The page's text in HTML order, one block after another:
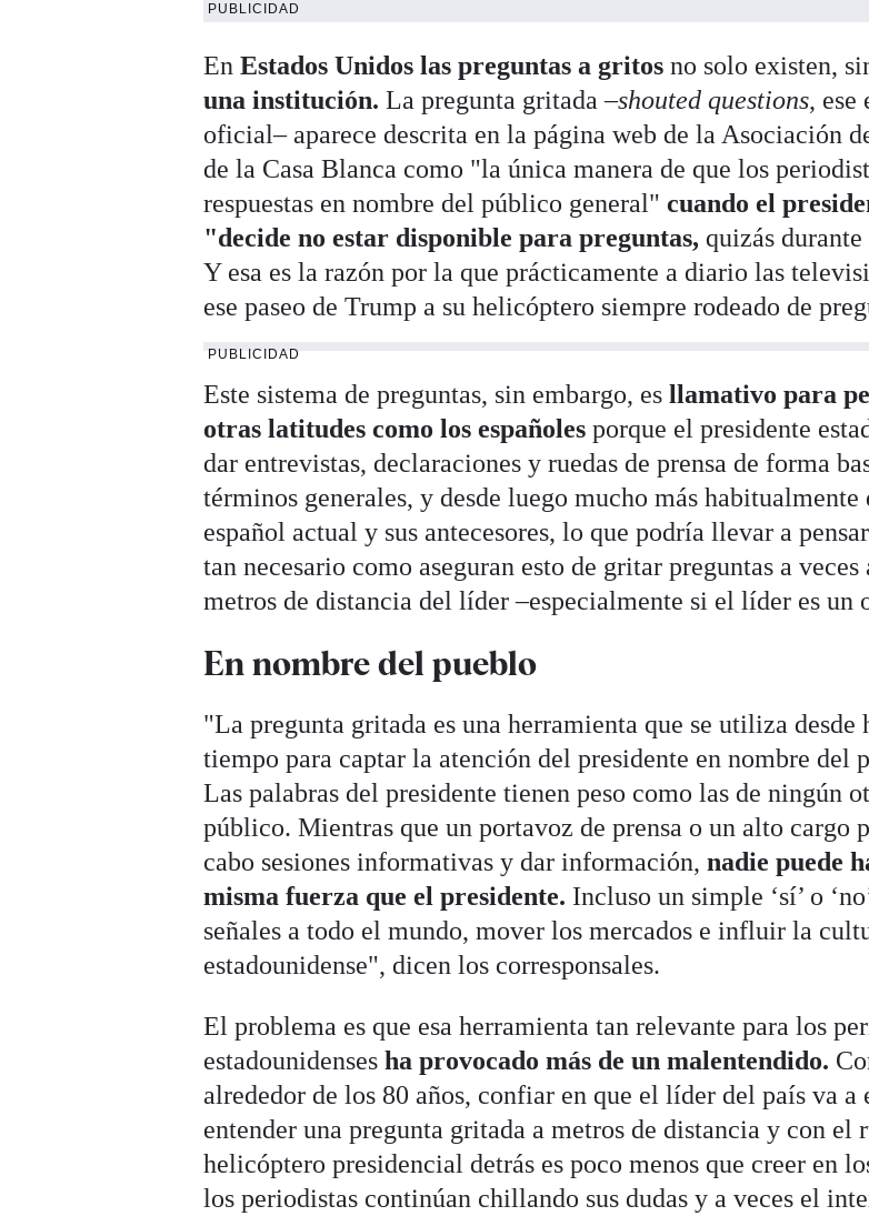
PUBLICIDAD
EnEstados Unidos las preguntas a gritos no solo existen,
una institución. La pregunta gritada –shouted questions, ese
oficial– aparece descrita en la página web de la Asociación
de la Casa Blanca como "la única manera de que los
respuestas en nombre del público general"cuando el
"decide no estar disponible para preguntas,quizás durante
Y esa es la razón por la que prácticamente a diario las
ese paseo de Trump a su helicóptero siempre rodeado de
PUBLICIDAD
Este sistema de preguntas, sin embargo, es llamativo para
otras latitudes como los españolesporque el presidente
dar entrevistas, declaraciones y ruedas de prensa de forma
términos generales, y desde luego mucho más habitualmente
español actual y sus antecesores, lo que podría llevar a
tan necesario como aseguran esto de gritar preguntas a veces
metros de distancia del líder –especialmente si el líder es un
En nombre del pueblo
"La pregunta gritada es una herramienta que se utiliza desde
tiempo para captar la atención del presidente en nombre del
Las palabras del presidente tienen peso como las de ningún
público. Mientras que un portavoz de prensa o un alto cargo
cabo sesiones informativas y dar información,nadie puede
misma fuerza que el presidente. Incluso un simple ‘sí’ o
señales a todo el mundo, mover los mercados e influir la
estadounidense", dicen los corresponsales.
El problema es que esa herramienta tan relevante para los
estadounidensesha provocado más de un malentendido.
alrededor de los 80 años, confiar en que el líder del país va a
entender una pregunta gritada a metros de distancia y con el
helicóptero presidencial detrás es poco menos que creer en
los periodistas continúan chillando sus dudas y a veces el